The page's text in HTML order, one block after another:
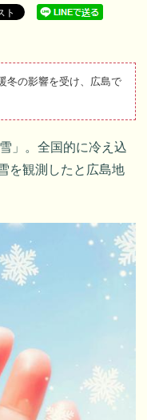
冬の影響を受け、広島で
」。全国的に冷え込
を観測したと広島地